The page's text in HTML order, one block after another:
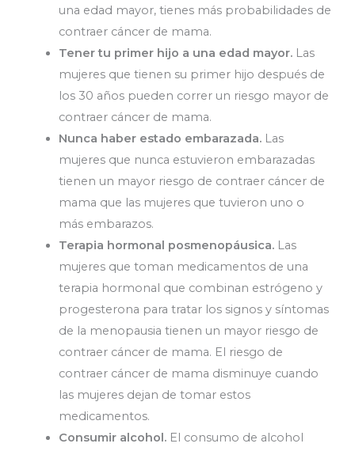
una edad mayor, tienes más probabilidades de
contraer cáncer de mama.
Tener tu primer hijo a una edad mayor.Las
mujeres que tienen su primer hijo después de
los 30 años pueden correr un riesgo mayor de
contraer cáncer de mama.
Nunca haber estado embarazada. Las
mujeres que nunca estuvieron embarazadas
tienen un mayor riesgo de contraer cáncer de
mama que las mujeres que tuvieron uno o
más embarazos.
Terapia hormonal posmenopáusica.Las
mujeres que toman medicamentos de una
terapia hormonal que combinan estrógeno y
progesterona para tratar los signos y síntomas
de la menopausia tienen un mayor riesgo de
contraer cáncer de mama. El riesgo de
contraer cáncer de mama disminuye cuando
las mujeres dejan de tomar estos
medicamentos.
Consumir alcohol.El consumo de alcohol